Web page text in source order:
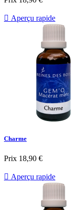
 Aperçu rapide
Charme
Prix 18,90 €
 Aperçu rapide